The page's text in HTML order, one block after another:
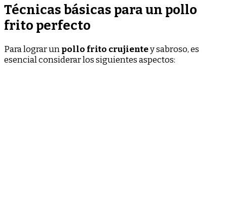
Técnicas básicas para un pollo
frito perfecto
Para lograr unpollo frito crujientey sabroso, es
esencial considerar los siguientes aspectos: